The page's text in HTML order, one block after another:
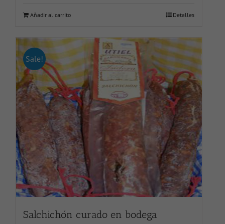
Añadir al carrito Detalles
Sale!
Salchichón curado en bodega